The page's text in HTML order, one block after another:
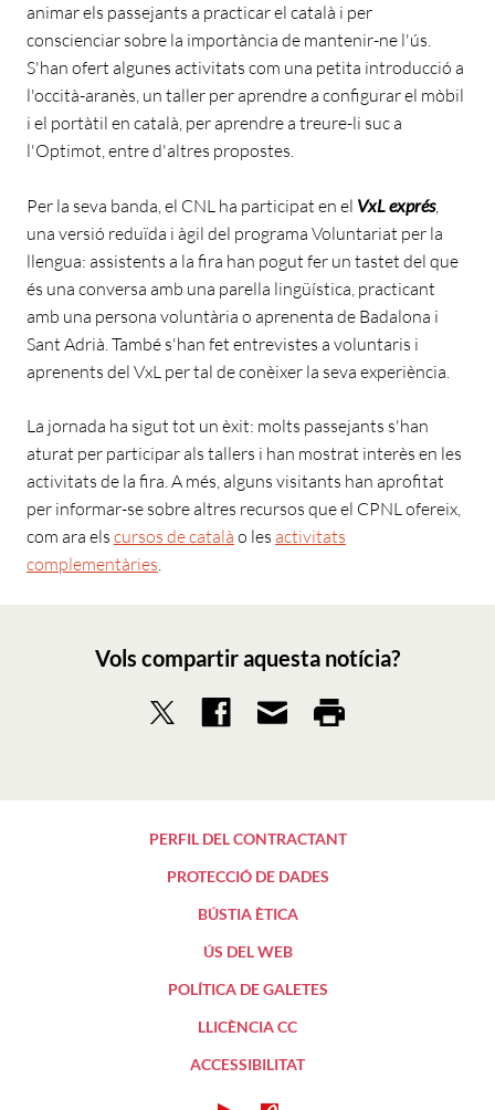
animar els passejants a practicar el català i per
conscienciar sobre la importància de mantenir-ne l'ús.
S'han ofert algunes activitats com una petita introducció a
l'occità-aranès, un taller per aprendre a configurar el mòbil
i el portàtil en català, per aprendre a treure-li suc a
l'Optimot, entre d'altres propostes.
Per la seva banda, el CNL ha participat en el VxL exprés,
una versió reduïda i àgil del programa Voluntariat per la
llengua: assistents a la fira han pogut fer un tastet del que
és una conversa amb una parella lingüística, practicant
amb una persona voluntària o aprenenta de Badalona i
Sant Adrià. També s'han fet entrevistes a voluntaris i
aprenents del VxL per tal de conèixer la seva experiència.
La jornada ha sigut tot un èxit: molts passejants s'han
aturat per participar als tallers i han mostrat interès en les
activitats de la fira. A més, alguns visitants han aprofitat
per informar-se sobre altres recursos que el CPNL ofereix,
com ara els cursos de català o les activitats
complementàries.
Vols compartir aquesta notícia?
PERFIL DEL CONTRACTANT
PROTECCIÓ DE DADES
BÚSTIA ÈTICA
ÚS DEL WEB
POLÍTICA DE GALETES
LLICÈNCIA CC
ACCESSIBILITAT